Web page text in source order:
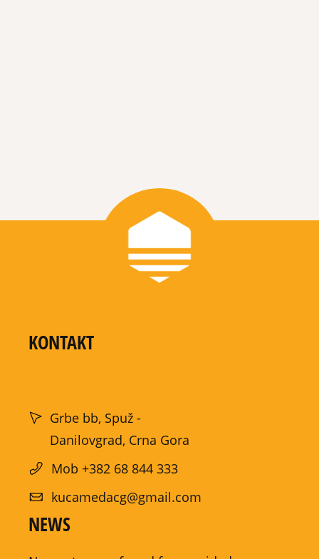
KONTAKT
Grbe bb, Spuž -
Danilovgrad, Crna Gora
Mob +382 68 844 333
kucamedacg@gmail.com
NEWS